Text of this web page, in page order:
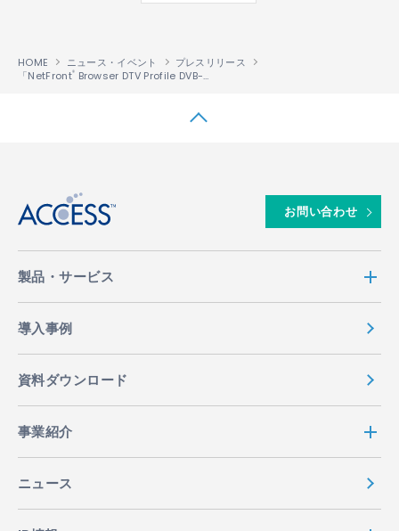
HOME ニュース・イベント
プレスリリース
「NetFront® Browser DTV Profile DVB-H Edition」を開発
お問い合わせ
製品・サービス
導入事例
資料ダウンロード
事業紹介
ニュース